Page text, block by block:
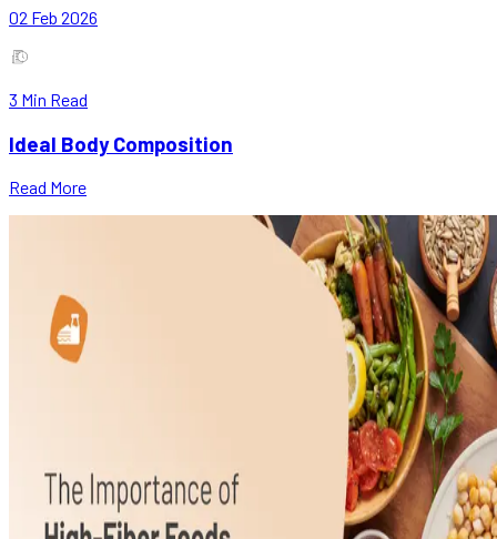
02 Feb 2026
3 Min Read
Ideal Body Composition
Read More